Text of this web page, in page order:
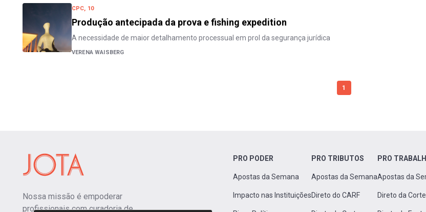
CPC, 10
Produção antecipada da prova e fishing expedition
A necessidade de maior detalhamento processual em prol da segurança jurídica
VERENA WAISBERG
1
Nossa missão é empoderar
profissionais com curadoria de
PRO PODER
Apostas da Semana
Impacto nas Instituições
PRO TRIBUTOS
Apostas da Semana
Direto do CARF
PRO
Apostas da
Direto da Corte